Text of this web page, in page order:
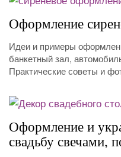
Оформление
Идеи и примеры
банкетный зал,
Практические советы и
Оформление и
свадьбу свечами,